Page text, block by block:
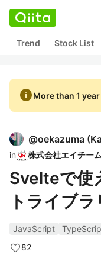
Trend Stock List
infoMore than 1
@oekazuma (
in
Svelteで使
トライブ
JavaScript
82